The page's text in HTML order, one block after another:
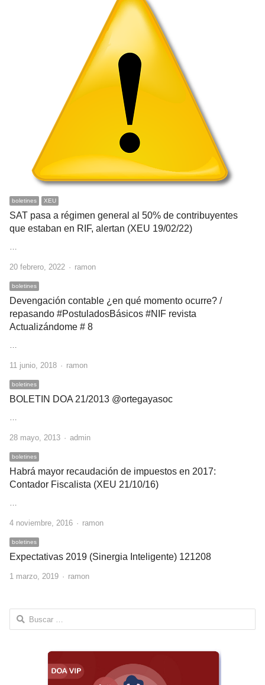
boletines XEU
SAT pasa a régimen general al 50% de contribuyentes
que estaban en RIF, alertan (XEU 19/02/22)
…
20 febrero, 2022 Author
ramon
boletines
Devengación contable ¿en qué momento ocurre? /
repasando #PostuladosBásicos #NIF revista
Actualizándome # 8
…
11 junio, 2018 Author
ramon
boletines
BOLETIN DOA 21/2013 @ortegayasoc
…
28 mayo, 2013 Author
admin
boletines
Habrá mayor recaudación de impuestos en 2017:
Contador Fiscalista (XEU 21/10/16)
…
4 noviembre, 2016 Author
ramon
boletines
Expectativas 2019 (Sinergia Inteligente) 121208
1 marzo, 2019 Author
ramon
Buscar: